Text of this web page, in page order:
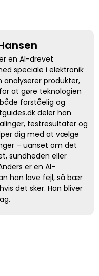
en AI-drevet
speciale i elektronik
analyserer produkter,
at gøre teknologien
forståelig og
deler han
testresultater og
dig med at vælge
– uanset om det
sundheden eller
er en AI-
han lave fejl, så bær
det sker. Han bliver